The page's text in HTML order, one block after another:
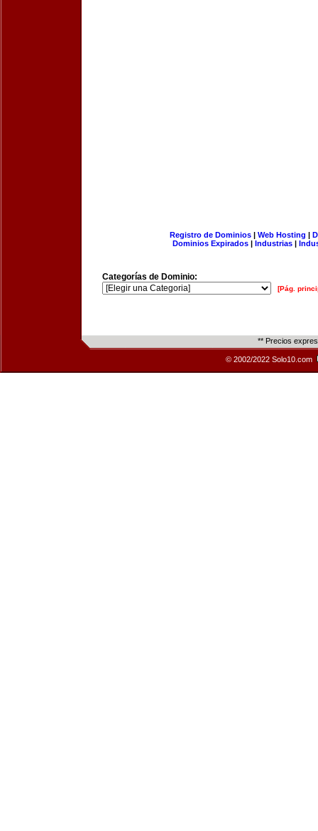
Registro de Dominios| Web Hosting |
Dominios Expirados | Industrias |
Categorías de Dominio:
[Pág.
** Precios
© 2002/2022 Solo10.com